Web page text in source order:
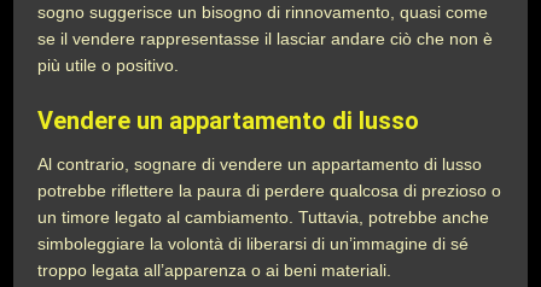
sogno suggerisce un bisogno di rinnovamento, quasi come
se il vendere rappresentasse il lasciar andare ciò che non è
più utile o positivo.
Vendere un appartamento di lusso
Al contrario, sognare di vendere un appartamento di lusso
potrebbe riflettere la paura di perdere qualcosa di prezioso o
un timore legato al cambiamento. Tuttavia, potrebbe anche
simboleggiare la volontà di liberarsi di un’immagine di sé
troppo legata all’apparenza o ai beni materiali.